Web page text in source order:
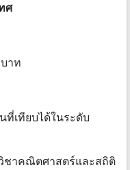
ศ
าท
เทียบได้ในระดับ
ชาคณิตศาสตร์และสถิติ